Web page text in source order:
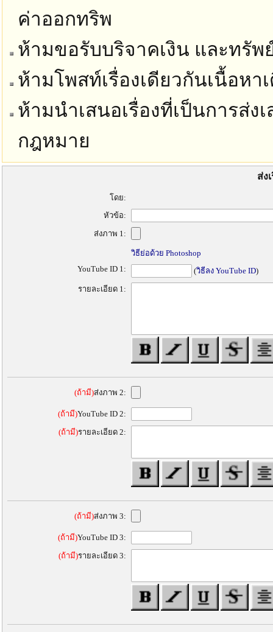
ค่าออกทริพ
ห้ามขอรับบริจาคเงิน และทรั
ห้ามโพสท์เรื่องเดียวกันเนื้อหา
ห้ามนำเสนอเรื่องที่เป็นการส่ง
กฎหมาย
ส่ง
โดย:
หัวข้อ:
ส่งภาพ 1:
วิธีย่อด้วย Photoshop
YouTube ID 1:
(วิธีลง YouTube ID)
รายละเอียด 1:
(ถ้ามี)ส่งภาพ 2:
(ถ้ามี)YouTube ID 2:
(ถ้ามี)รายละเอียด 2:
(ถ้ามี)ส่งภาพ 3:
(ถ้ามี)YouTube ID 3:
(ถ้ามี)รายละเอียด 3: